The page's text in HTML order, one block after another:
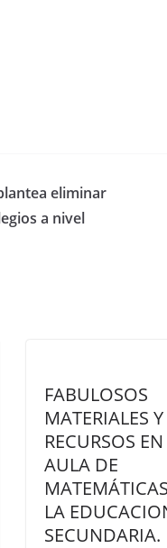
eliminar
a nivel
FABULOSOS
MATERIALES Y
RECURSOS
AULA DE
LA
SECUNDARIA.